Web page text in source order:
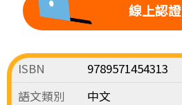
線上認證
ISBN
9789571454313
語文類別
中文